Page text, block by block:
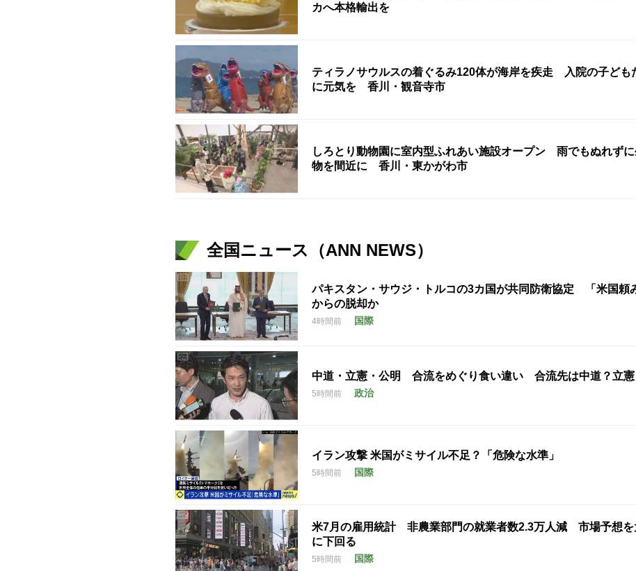
カへ本格輸出を
ティラノサウルスの着ぐるみ120体が海岸を疾走 入院の子ども
に元気を 香川・観音寺市
しろとり動物園に室内型ふれあい施設オープン 雨でもぬれずに
物を間近に 香川・東かがわ市
全国ニュース（ANN NEWS）
パキスタン・サウジ・トルコの3カ国が共同防衛協定 「米国頼
からの脱却か
4時間前 国際
中道・立憲・公明 合流をめぐり食い違い 合流先は中道？立憲
5時間前 政治
イラン攻撃 米国がミサイル不足？「危険な水準」
5時間前 国際
米7月の雇用統計 非農業部門の就業者数2.3万人減 市場予想を
に下回る
5時間前 国際